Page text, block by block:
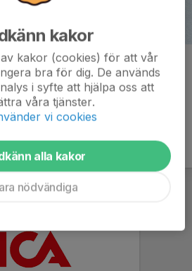
kakor
kakor (cookies) för att vår
bra för dig. De används
i syfte att hjälpa oss att
våra tjänster.
vi cookies
alla kakor
nödvändiga